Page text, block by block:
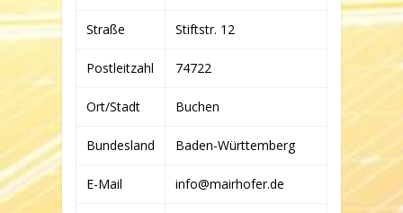
Straße Stiftstr. 12
Postleitzahl 74722
Ort/Stadt Buchen
Bundesland Baden-Württemberg
E-Mail info@mairhofer.de